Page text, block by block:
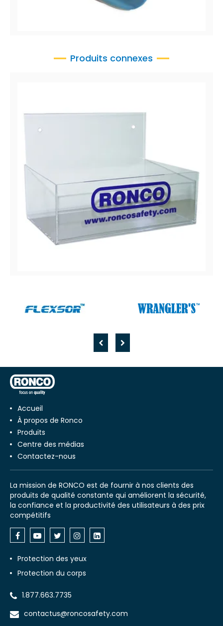
Pro-Tec™ 5622
Produits connexes
Accueil
À propos de Ronco
Produits
Centre des médias
Contactez-nous
La mission de RONCO est de fournir à nos clients des
produits de qualité constante qui améliorent la sécurité,
la confiance et la productivité des utilisateurs à des prix
compétitifs
Protection des yeux
Protection du corps
1.877.663.7735
contactus@roncosafety.com